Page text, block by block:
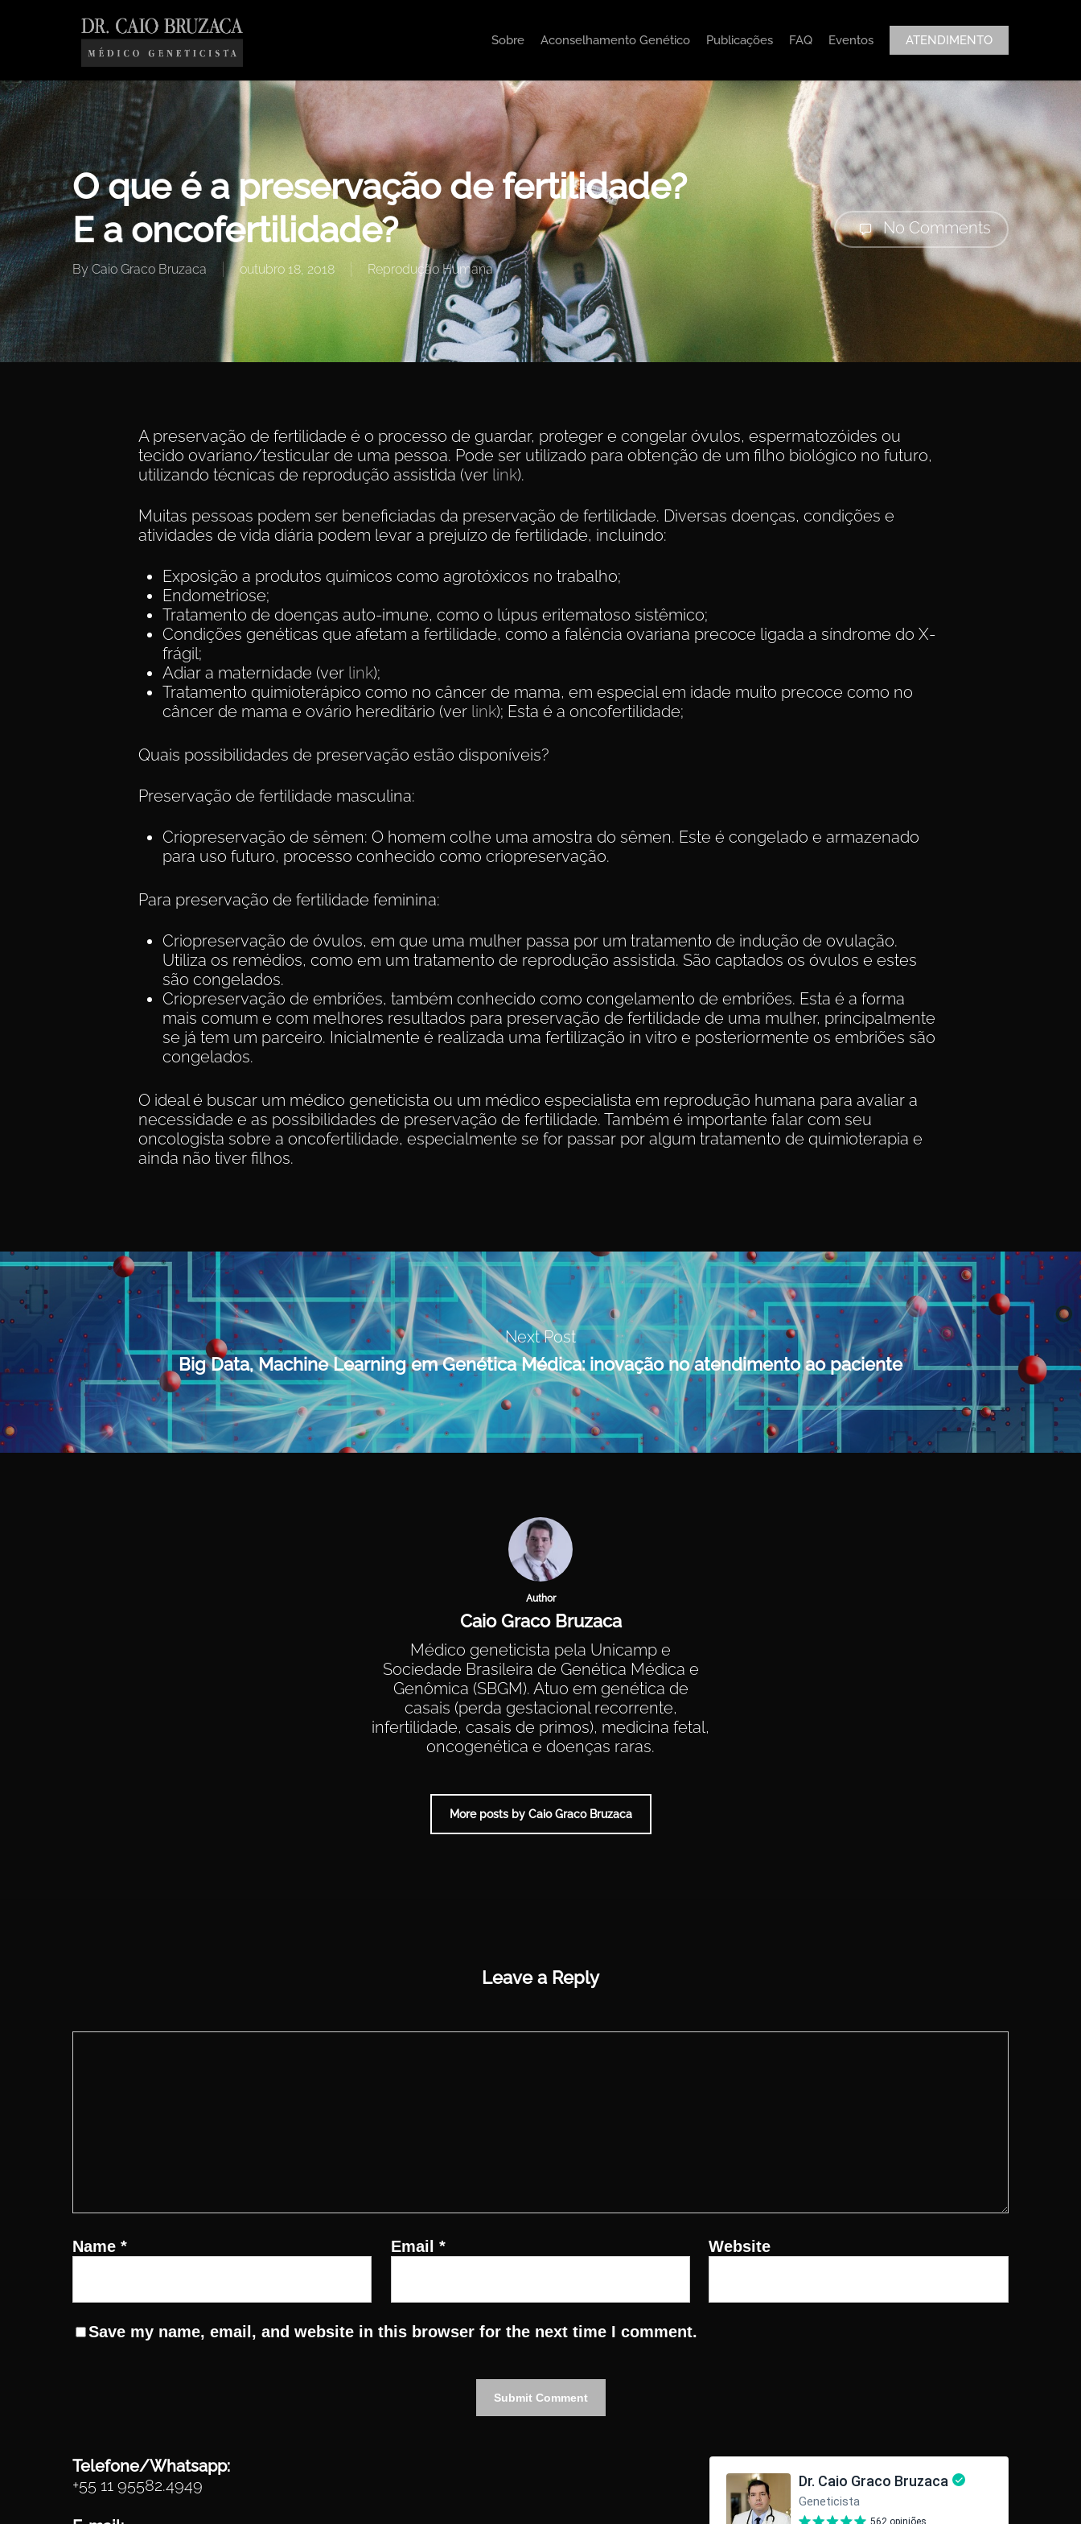
Sobre Aconselhamento Genético Publicações FAQ Eventos ATENDIMENTO
O que é a preservação de fertilidade?
E a oncofertilidade?
By Caio Graco Bruzaca outubro 18, 2018 Reprodução Humana
No Comments
A preservação de fertilidade é o processo de guardar, proteger e congelar óvulos, espermatozóides ou
tecido ovariano/testicular de uma pessoa. Pode ser utilizado para obtenção de um filho biológico no futuro,
utilizando técnicas de reprodução assistida (ver link).
Muitas pessoas podem ser beneficiadas da preservação de fertilidade. Diversas doenças, condições e
atividades de vida diária podem levar a prejuízo de fertilidade, incluindo:
Exposição a produtos químicos como agrotóxicos no trabalho;
Endometriose;
Tratamento de doenças auto-imune, como o lúpus eritematoso sistêmico;
Condições genéticas que afetam a fertilidade, como a falência ovariana precoce ligada a síndrome do X-
frágil;
Adiar a maternidade (ver link);
Tratamento quimioterápico como no câncer de mama, em especial em idade muito precoce como no
câncer de mama e ovário hereditário (ver link); Esta é a oncofertilidade;
Quais possibilidades de preservação estão disponíveis?
Preservação de fertilidade masculina:
Criopreservação de sêmen: O homem colhe uma amostra do sêmen. Este é congelado e armazenado
para uso futuro, processo conhecido como criopreservação.
Para preservação de fertilidade feminina:
Criopreservação de óvulos, em que uma mulher passa por um tratamento de indução de ovulação.
Utiliza os remédios, como em um tratamento de reprodução assistida. São captados os óvulos e estes
são congelados.
Criopreservação de embriões, também conhecido como congelamento de embriões. Esta é a forma
mais comum e com melhores resultados para preservação de fertilidade de uma mulher, principalmente
se já tem um parceiro. Inicialmente é realizada uma fertilização in vitro e posteriormente os embriões são
congelados.
O ideal é buscar um médico geneticista ou um médico especialista em reprodução humana para avaliar a
necessidade e as possibilidades de preservação de fertilidade. Também é importante falar com seu
oncologista sobre a oncofertilidade, especialmente se for passar por algum tratamento de quimioterapia e
ainda não tiver filhos.
Next Post
Big Data, Machine Learning em Genética Médica: inovação no atendimento ao paciente
Author
Caio Graco Bruzaca
Médico geneticista pela Unicamp e
Sociedade Brasileira de Genética Médica e
Genômica (SBGM). Atuo em genética de
casais (perda gestacional recorrente,
infertilidade, casais de primos), medicina fetal,
oncogenética e doenças raras.
More posts by Caio Graco Bruzaca
Leave a Reply
Name * Email * Website
Save my name, email, and website in this browser for the next time I comment.
Telefone/Whatsapp:
+55 11 95582.4949